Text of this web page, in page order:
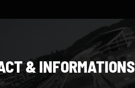
& INFORMATIONS